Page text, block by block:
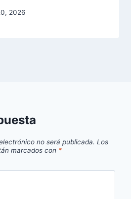
2026
no será publicada. Los
marcados con *